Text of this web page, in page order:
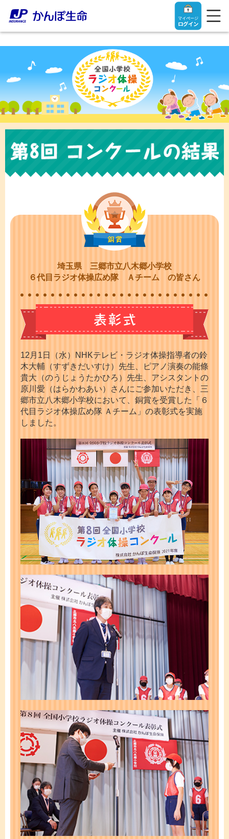
マイページ
ログイン
トップ
ご契約者さま
ご契約者さま
入院保険金・手術保険金のご請求
きっかけ・できごとから探す
マイページでできること
新規登録
ログイン
ご契約内容の確認
お客さまに関する情報等の確認の取り組み
各種サービス・お知らせ
かんぽプラチナライフサービス
ご契約のしおり・約款（Web約款）
保険用語集
お問い合わせ
保険をご検討中のお客さま
養老保険
定期保険
学資保険
長寿支援保険
お見積りシミュレーション
保険の探し方のポイント
保険かんたん診断
これからのライフイベントでかかる費用とは？
ご契約手続きの流れ
保険料のお払込方法
保険用語集
お問い合わせ
【まずはご相談ください】企業経営でお悩みの方はこ
法人のお客さま向け商品一覧
目的から探す
お役立ち情報
かんぽ生命の団体取扱い
お問い合わせ先
お役立ち情報
かんぽのLifeサポートナビ
保険
医療
お金
子育て
ライフプラン
健康情報
かんぽアプリ～かんぽの健康と安心を手のひらに～
すこやか健康ラボ
ラジオ体操・みんなの体操
ラジオ体操ポータルサイト
かんぽ生命について
かんぽ生命について
ご挨拶
経営理念・経営戦略
会社概要
財務情報
株主・投資家のみなさまへ
日本郵政グループとしての取り組み
採用情報
CM・オウンドメディア／ソーシャルメディア
かんぽブランド
かんぽ生命のサステナビリティ
お客さまの声／お客さまサービス向上の取組み
かんぽジャンクション
よくあるご質問
お問い合わせ
サステナビリティ
株主・投資家のみなさまへ
採用情報
埼玉県 三郷市立八木郷小学校
６代目ラジオ体操広め隊 Ａチーム の皆さん
12月1日（水）NHKテレビ・ラジオ体操指導者の鈴
木大輔（すずきだいすけ）先生、ピアノ演奏の能條
貴大（のうじょうたかひろ）先生、アシスタントの
原川愛（はらかわあい）さんにご参加いただき、三
郷市立八木郷小学校において、銅賞を受賞した「６
代目ラジオ体操広め隊 Ａチーム」の表彰式を実施
しました。